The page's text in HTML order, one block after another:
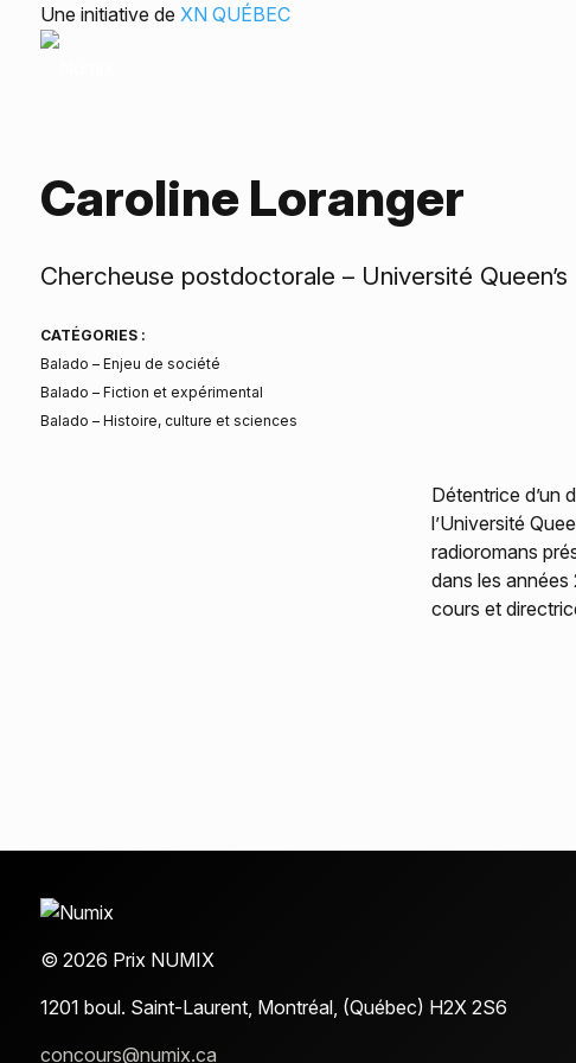
Une initiative de XN QUÉBEC
Caroline Loranger
Chercheuse postdoctorale – Université Queen’s
CATÉGORIES :
Balado – Enjeu de société
Balado – Fiction et expérimental
Balado – Histoire, culture et sciences
Détentrice d’un
l’Université
radioromans
dans les années
cours et
© 2026 Prix NUMIX
1201 boul. Saint-Laurent, Montréal, (Québec) H2X 2S6
concours@numix.ca